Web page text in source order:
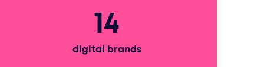
14
digital brands